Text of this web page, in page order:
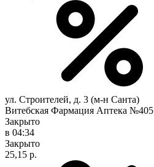
ул. Строителей, д. 3 (м-н Санта)
Витебская Фармация Аптека №405
Закрыто
в 04:34
Закрыто
25,15 р.